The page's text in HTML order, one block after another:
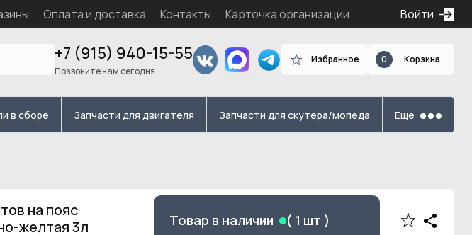
Оплата и доставка Контакты Карточка организации Войти
+7 (915) 940-15-55
Позвоните нам сегодня
Избранное 0 Корзина
в сборе Запчасти для двигателя Запчасти для скутера/мопеда Еще
на пояс
желтая 3л
Товар в наличии ( 1 шт )